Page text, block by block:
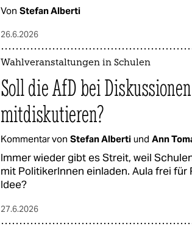
Von Stefan Alberti
26.6.2026
Wahlveranstaltungen in Schulen
Soll die AfD bei
mitdiskutieren?
Kommentar von Stefan Alberti und Ann
Immer wieder gibt es Streit, weil
mit PolitikerInnen einladen. Aula frei
Idee?
27.6.2026